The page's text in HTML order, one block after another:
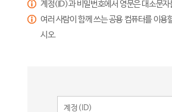
계정(ID)과 비밀번호에서 영문은 대소문
여러 사람이 함께 쓰는 공용 컴퓨터를 이
시오.